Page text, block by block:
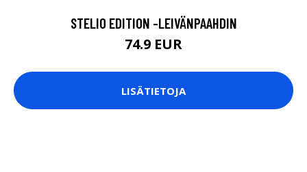
STELIO EDITION -LEIVÄNPAAHDIN
74.9 EUR
LISÄTIETOJA